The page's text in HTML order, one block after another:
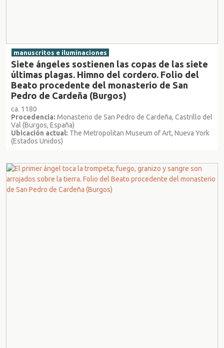
manuscritos e iluminaciones
Siete ángeles sostienen las copas de las siete
últimas plagas. Himno del cordero. Folio del
Beato procedente del monasterio de San
Pedro de Cardeña (Burgos)
ca. 1180
Procedencia: Monasterio de San Pedro de Cardeña, Castrillo del
Val (Burgos, España)
Ubicación actual: The Metropolitan Museum of Art, Nueva York
(Estados Unidos)